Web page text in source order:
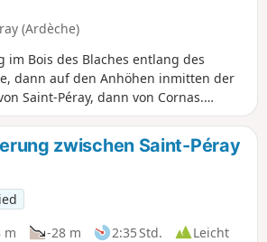
(Ardèche)
im Bois des Blaches entlang des
dann auf den Anhöhen inmitten der
Saint-Péray, dann von Cornas.
der Cornas mit Saint-Péray
Aufgrund der Umleitungsarbeiten in
zwischen den Punkten 10 und 11
möglich. Folgen Sie der D 86 auf dem
direkt zu Punkt 11 zu gelangen.
zwischen Saint-Péray
m -28 m 2:35 Std.
Leicht